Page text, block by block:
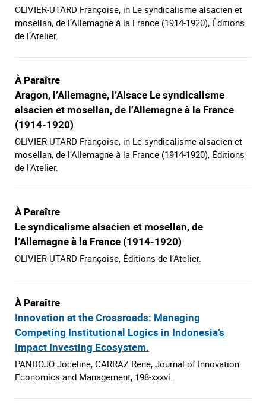
OLIVIER-UTARD Françoise, in Le syndicalisme alsacien et
mosellan, de l’Allemagne à la France (1914-1920), Éditions
de l’Atelier.
À Paraître
Aragon, l’Allemagne, l’Alsace Le syndicalisme
alsacien et mosellan, de l’Allemagne à la France
(1914-1920)
OLIVIER-UTARD Françoise, in Le syndicalisme alsacien et
mosellan, de l’Allemagne à la France (1914-1920), Éditions
de l’Atelier.
À Paraître
Le syndicalisme alsacien et mosellan, de
l’Allemagne à la France (1914-1920)
OLIVIER-UTARD Françoise, Éditions de l’Atelier.
À Paraître
Innovation at the Crossroads: Managing
Competing Institutional Logics in Indonesia’s
Impact Investing Ecosystem.
PANDOJO Joceline, CARRAZ Rene, Journal of Innovation
Economics and Management, 198-xxxvi.